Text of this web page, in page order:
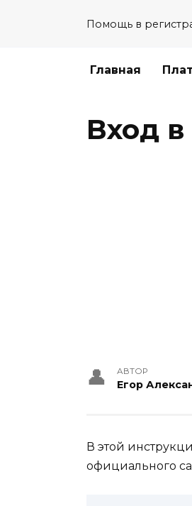
Помощь в
Главная
Вход
АВТОР
Егор
В этой
официального